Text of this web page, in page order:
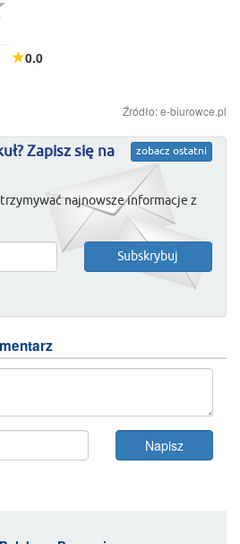
0.0
Źródło: e-biurowce.pl
zobacz ostatni
Zapisz się na
najnowsze informacje z